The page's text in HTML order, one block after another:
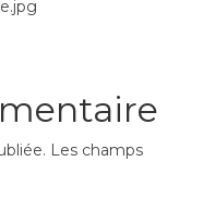
Les champs